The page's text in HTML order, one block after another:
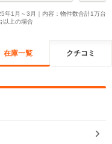
年1月～3月｜内容：物件数合計1万台
以上の場合
在庫一覧 クチコミ